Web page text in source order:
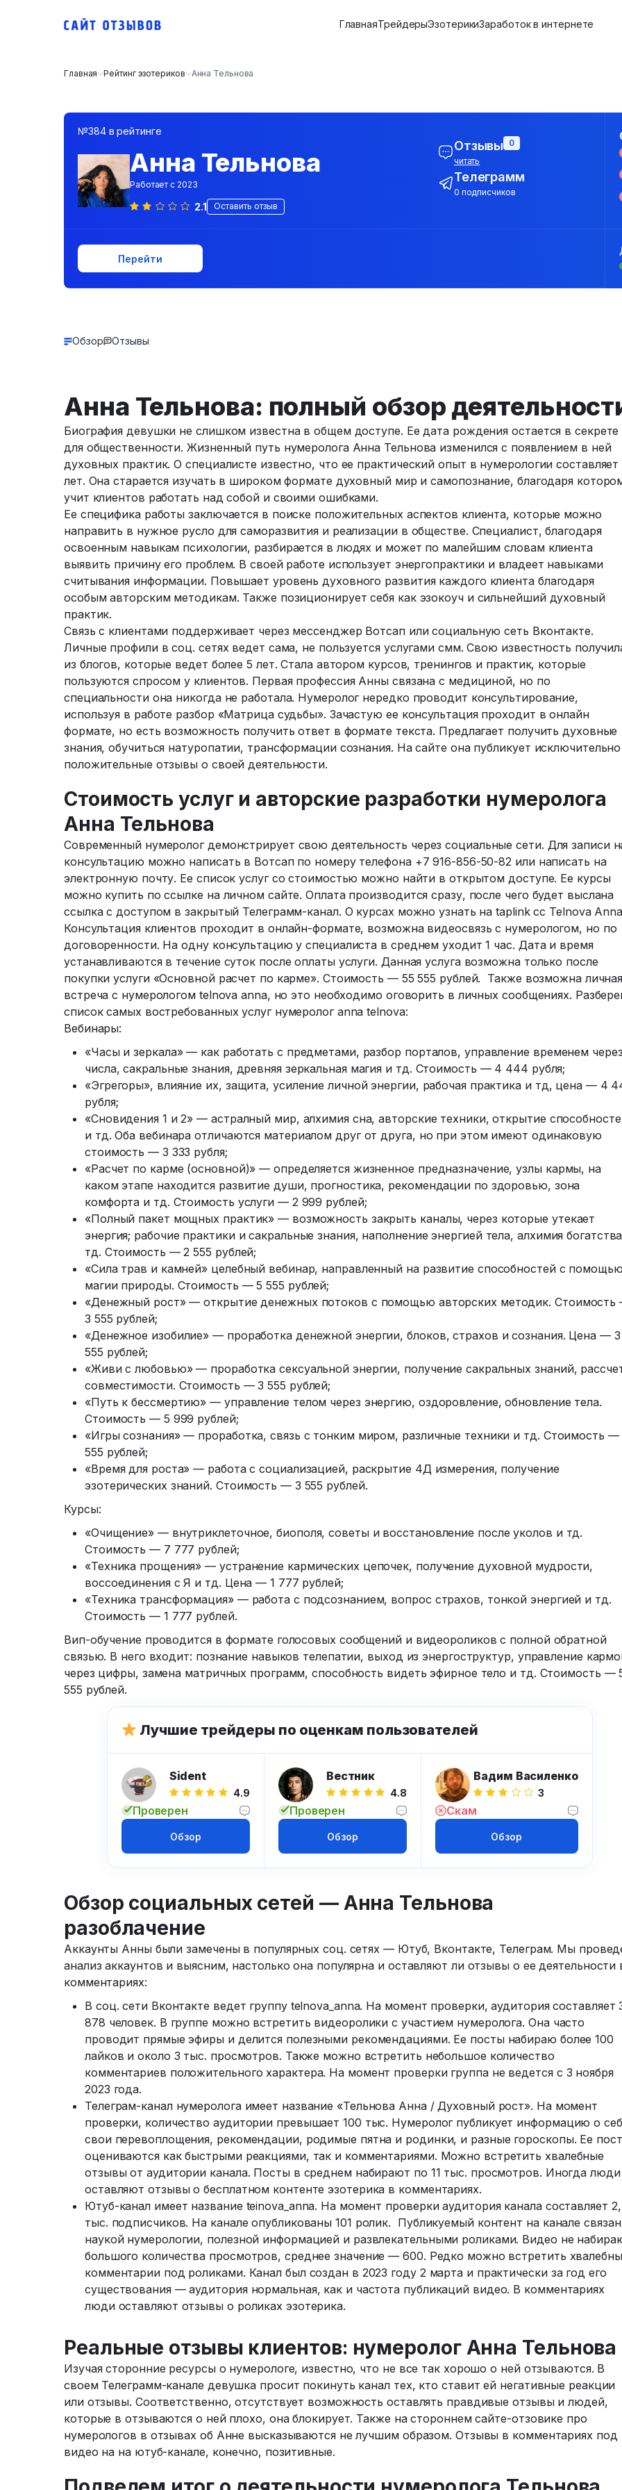
ГлавнаяТрейдерыЭзотерикиЗаработок в интернете
Главная Рейтинг эзотериков Анна Тельнова
№384 в рейтинге
Анна Тельнова
Работает с 2023
2.1 Оставить отзыв
Отзывы 0
читать
Телеграмм
0 подписчиков
Перейти
Обзор Отзывы
Анна Тельнова: полный обзор
Биография девушки не слишком известна в общем доступе. Ее дата рождения остается в секрете
для общественности. Жизненный путь нумеролога Анна Тельнова изменился с появлением в ней
духовных практик. О специалисте известно, что ее практический опыт в нумерологии составляет
лет. Она старается изучать в широком формате духовный мир и самопознание, благодаря
учит клиентов работать над собой и своими ошибками.
Ее специфика работы заключается в поиске положительных аспектов клиента, которые можно
направить в нужное русло для саморазвития и реализации в обществе. Специалист, благодаря
освоенным навыкам психологии, разбирается в людях и может по малейшим словам клиента
выявить причину его проблем. В своей работе использует энергопрактики и владеет навыками
считывания информации. Повышает уровень духовного развития каждого клиента благодаря
особым авторским методикам. Также позиционирует себя как эзокоуч и сильнейший духовный
практик.
Связь с клиентами поддерживает через мессенджер Вотсап или социальную сеть Вконтакте.
Личные профили в соц. сетях ведет сама, не пользуется услугами смм. Свою известность
из блогов, которые ведет более 5 лет. Стала автором курсов, тренингов и практик, которые
пользуются спросом у клиентов. Первая профессия Анны связана с медициной, но по
специальности она никогда не работала. Нумеролог нередко проводит консультирование,
используя в работе разбор «Матрица судьбы». Зачастую ее консультация проходит в онлайн
формате, но есть возможность получить ответ в формате текста. Предлагает получить духовные
знания, обучиться натуропатии, трансформации сознания. На сайте она публикует исключительно
положительные отзывы о своей деятельности.
Стоимость услуг и авторские разработки нумеролога
Анна Тельнова
Современный нумеролог демонстрирует свою деятельность через социальные сети. Для записи
консультацию можно написать в Вотсап по номеру телефона +7 916-856-50-82 или написать на
электронную почту. Ее список услуг со стоимостью можно найти в открытом доступе. Ее курсы
можно купить по ссылке на личном сайте. Оплата производится сразу, после чего будет выслана
ссылка с доступом в закрытый Телеграмм-канал. О курсах можно узнать на taplink cc Telnova
Консультация клиентов проходит в онлайн-формате, возможна видеосвязь с нумерологом, но по
договоренности. На одну консультацию у специалиста в среднем уходит 1 час. Дата и время
устанавливаются в течение суток после оплаты услуги. Данная услуга возможна только после
покупки услуги «Основной расчет по карме». Стоимость — 55 555 рублей. Также возможна
встреча с нумерологом telnova anna, но это необходимо оговорить в личных сообщениях.
список самых востребованных услуг нумеролог anna telnova:
Вебинары:
«Часы и зеркала» — как работать с предметами, разбор порталов, управление временем
числа, сакральные знания, древняя зеркальная магия и тд. Стоимость — 4 444 рубля;
«Эгрегоры», влияние их, защита, усиление личной энергии, рабочая практика и тд, цена — 4
рубля;
«Сновидения 1 и 2» — астралный мир, алхимия сна, авторские техники, открытие
и тд. Оба вебинара отличаются материалом друг от друга, но при этом имеют одинаковую
стоимость — 3 333 рубля;
«Расчет по карме (основной)» — определяется жизненное предназначение, узлы кармы, на
каком этапе находится развитие души, прогностика, рекомендации по здоровью, зона
комфорта и тд. Стоимость услуги — 2 999 рублей;
«Полный пакет мощных практик» — возможность закрыть каналы, через которые утекает
энергия; рабочие практики и сакральные знания, наполнение энергией тела, алхимия
тд. Стоимость — 2 555 рублей;
«Сила трав и камней» целебный вебинар, направленный на развитие способностей с
магии природы. Стоимость — 5 555 рублей;
«Денежный рост» — открытие денежных потоков с помощью авторских методик.
3 555 рублей;
«Денежное изобилие» — проработка денежной энергии, блоков, страхов и сознания. Цена — 3
555 рублей;
«Живи с любовью» — проработка сексуальной энергии, получение сакральных знаний,
совместимости. Стоимость — 3 555 рублей;
«Путь к бессмертию» — управление телом через энергию, оздоровление, обновление тела.
Стоимость — 5 999 рублей;
«Игры сознания» — проработка, связь с тонким миром, различные техники и тд. Стоимость —
555 рублей;
«Время для роста» — работа с социализацией, раскрытие 4Д измерения, получение
эзотерических знаний. Стоимость — 3 555 рублей.
Курсы:
«Очищение» — внутриклеточное, биополя, советы и восстановление после уколов и тд.
Стоимость — 7 777 рублей;
«Техника прощения» — устранение кармических цепочек, получение духовной мудрости,
воссоединения с Я и тд. Цена — 1 777 рублей;
«Техника трансформация» — работа с подсознанием, вопрос страхов, тонкой энергией и тд.
Стоимость — 1 777 рублей.
Вип-обучение проводится в формате голосовых сообщений и видеороликов с полной обратной
связью. В него входит: познание навыков телепатии, выход из энергоструктур, управление
через цифры, замена матричных программ, способность видеть эфирное тело и тд. Стоимость —
555 рублей.
Лучшие трейдеры по оценкам пользователей
Sident
4.9
Проверен
Обзор
Вестник
4.8
Проверен
Обзор
Вадим Василенко
3
Скам
Обзор
Обзор социальных сетей — Анна Тельнова
разоблачение
Аккаунты Анны были замечены в популярных соц. сетях — Ютуб, Вконтакте, Телеграм. Мы
анализ аккаунтов и выясним, настолько она популярна и оставляют ли отзывы о ее деятельности
комментариях:
В соц. сети Вконтакте ведет группу telnova_anna. На момент проверки, аудитория составляет
878 человек. В группе можно встретить видеоролики с участием нумеролога. Она часто
проводит прямые эфиры и делится полезными рекомендациями. Ее посты набираю более 100
лайков и около 3 тыс. просмотров. Также можно встретить небольшое количество
комментариев положительного характера. На момент проверки группа не ведется с 3 ноября
2023 года.
Телеграм-канал нумеролога имеет название «Тельнова Анна / Духовный рост». На момент
проверки, количество аудитории превышает 100 тыс. Нумеролог публикует информацию о
свои перевоплощения, рекомендации, родимые пятна и родинки, и разные гороскопы. Ее
оцениваются как быстрыми реакциями, так и комментариями. Можно встретить хвалебные
отзывы от аудитории канала. Посты в среднем набирают по 11 тыс. просмотров. Иногда люди
оставляют отзывы о бесплатном контенте эзотерика в комментариях.
Ютуб-канал имеет название teinova_anna. На момент проверки аудитория канала составляет 2,
тыс. подписчиков. На канале опубликованы 101 ролик. Публикуемый контент на канале
наукой нумерологии, полезной информацией и развлекательными роликами. Видео не
большого количества просмотров, среднее значение — 600. Редко можно встретить
комментарии под роликами. Канал был создан в 2023 году 2 марта и практически за год его
существования — аудитория нормальная, как и частота публикаций видео. В комментариях
люди оставляют отзывы о роликах эзотерика.
Реальные отзывы клиентов: нумеролог Анна Тельнова
Изучая сторонние ресурсы о нумерологе, известно, что не все так хорошо о ней отзываются. В
своем Телеграмм-канале девушка просит покинуть канал тех, кто ставит ей негативные реакции
или отзывы. Соответственно, отсутствует возможность оставлять правдивые отзывы и людей,
которые в отзываются о ней плохо, она блокирует. Также на стороннем сайте-отзовике про
нумерологов в отзывах об Анне высказываются не лучшим образом. Отзывы в комментариях под
видео на на ютуб-канале, конечно, позитивные.